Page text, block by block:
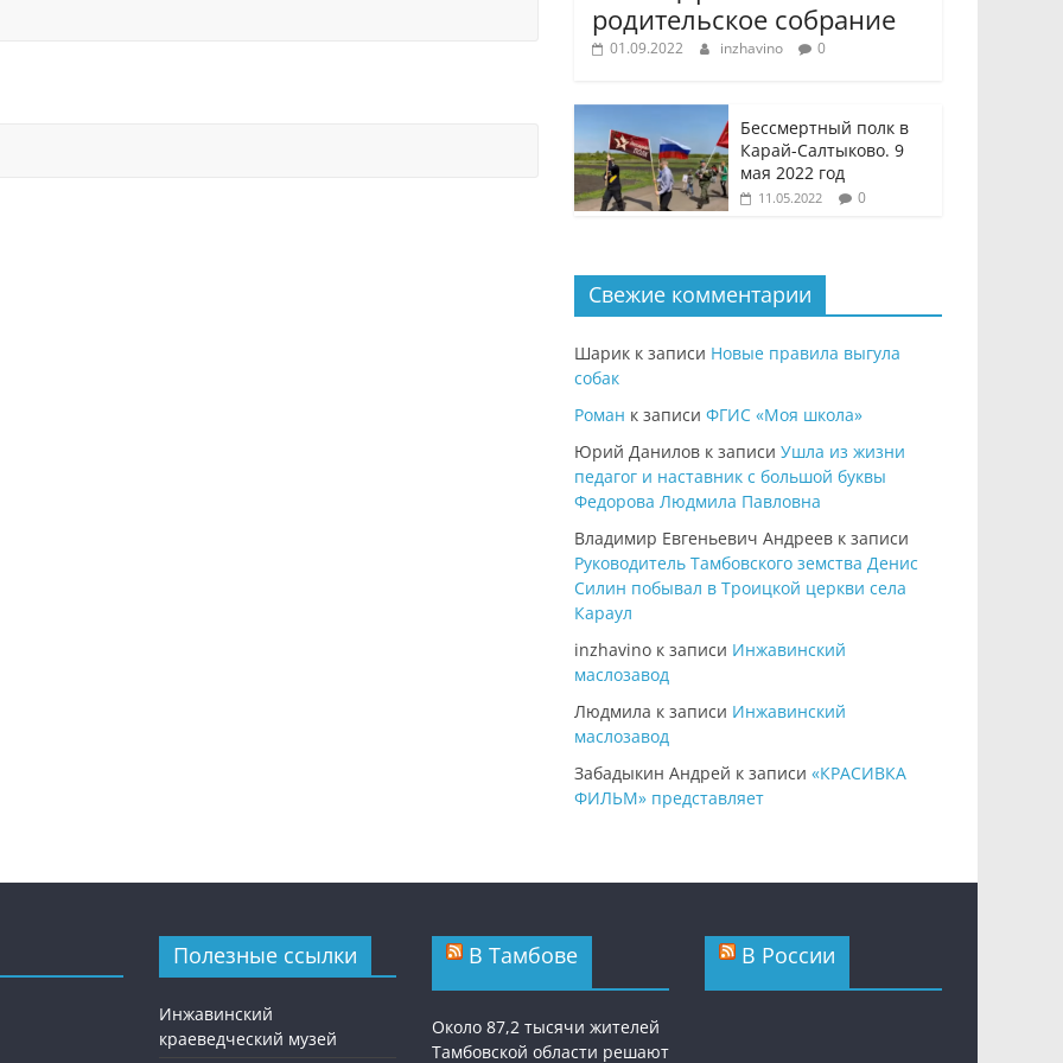
родительское собрание
01.09.2022 inzhavino 0
Бессмертный полк в
Карай-Салтыково. 9
мая 2022 год
11.05.2022 0
Свежие комментарии
Шарик к записи Новые правила выгула
собак
Роман к записи ФГИС «Моя школа»
Юрий Данилов к записи Ушла из жизни
педагог и наставник с большой буквы
Федорова Людмила Павловна
Владимир Евгеньевич Андреев к записи
Руководитель Тамбовского земства Денис
Силин побывал в Троицкой церкви села
Караул
inzhavino к записи Инжавинский
маслозавод
Людмила к записи Инжавинский
маслозавод
Забадыкин Андрей к записи «КРАСИВКА
ФИЛЬМ» представляет
Полезные ссылки
Инжавинский
краеведческий музей
В Тамбове
Около 87,2 тысячи жителей
Тамбовской области решают
В России